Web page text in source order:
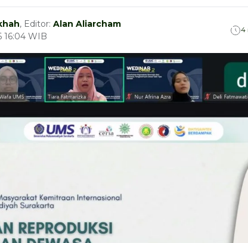
, Editor: Alan Aliarcham
16:04 WIB
4